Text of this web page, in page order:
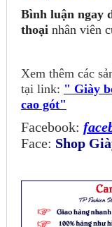
Bình luận ngay
thoạinhân viên
Xem thêm các
tại link: " Giày
cao gót"
Facebook:
Face: Shop